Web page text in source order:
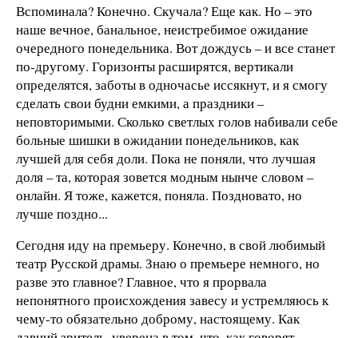
Вспоминала? Конечно. Скучала? Еще как. Но – это
наше вечное, банальное, неистребимое ожидание
очередного понедельника. Вот дождусь – и все станет
по-другому. Горизонты расширятся, вертикали
определятся, заботы в одночасье иссякнут, и я смогу
сделать свои будни емкими, а праздники –
неповторимыми. Сколько светлых голов набивали себе
больные шишки в ожидании понедельников, как
лучшей для себя доли. Пока не поняли, что лучшая
доля – та, которая зовется модным нынче словом –
онлайн. Я тоже, кажется, поняла. Поздновато, но
лучше поздно...
Сегодня иду на премьеру. Конечно, в свой любимый
театр Русской драмы. Знаю о премьере немного, но
разве это главное? Главное, что я прорвала
непонятного происхождения завесу и устремляюсь к
чему-то обязательно доброму, настоящему. Как